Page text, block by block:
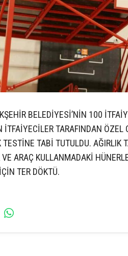
BELEDİYESİ’NİN 100
İTFAİYECİLER TARAFINDAN
TESTİNE TABİ TUTULDU. AĞIRLIK
ARAÇ KULLANMADAKİ
TER DÖKTÜ.